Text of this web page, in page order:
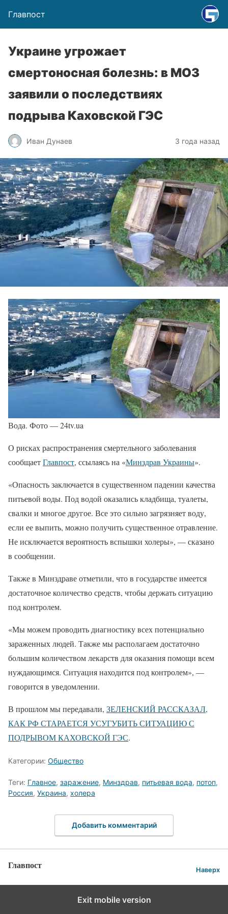
Главпост
Украине угрожает
смертоносная болезнь: в МОЗ
заявили о последствиях
подрыва Каховской ГЭС
Иван Дунаев 3 года назад
Вода. Фото — 24tv.ua
О рисках распространения смертельного заболевания
сообщаетГлавпост, ссылаясь на «Минздрав Украины».
«Опасность заключается в существенном падении качества
питьевой воды. Под водой оказались кладбища, туалеты,
свалки и многое другое. Все это сильно загрязняет воду,
если ее выпить, можно получить существенное отравление.
Не исключается вероятность вспышки холеры», — сказано
в сообщении.
Также в Минздраве отметили, что в государстве имеется
достаточное количество средств, чтобы держать ситуацию
под контролем.
«Мы можем проводить диагностику всех потенциально
зараженных людей. Также мы располагаем достаточно
большим количеством лекарств для оказания помощи всем
нуждающимся. Ситуация находится под контролем», —
говорится в уведомлении.
В прошлом мы передавали, ЗЕЛЕНСКИЙ РАССКАЗАЛ,
КАК РФ СТАРАЕТСЯ УСУГУБИТЬ СИТУАЦИЮ С
ПОДРЫВОМ КАХОВСКОЙ ГЭС.
Категории: Общество
Теги: Главное, заражение, Минздрав, питьевая вода, потоп,
Россия, Украина, холера
Добавить комментарий
Главпост Наверх
Exit mobile version